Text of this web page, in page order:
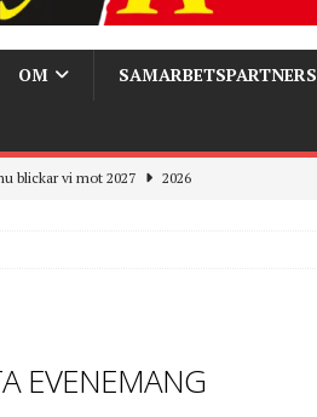
OM SAMARBETSPARTNERS
blickar vi mot 2027 2026
EVENEMANG